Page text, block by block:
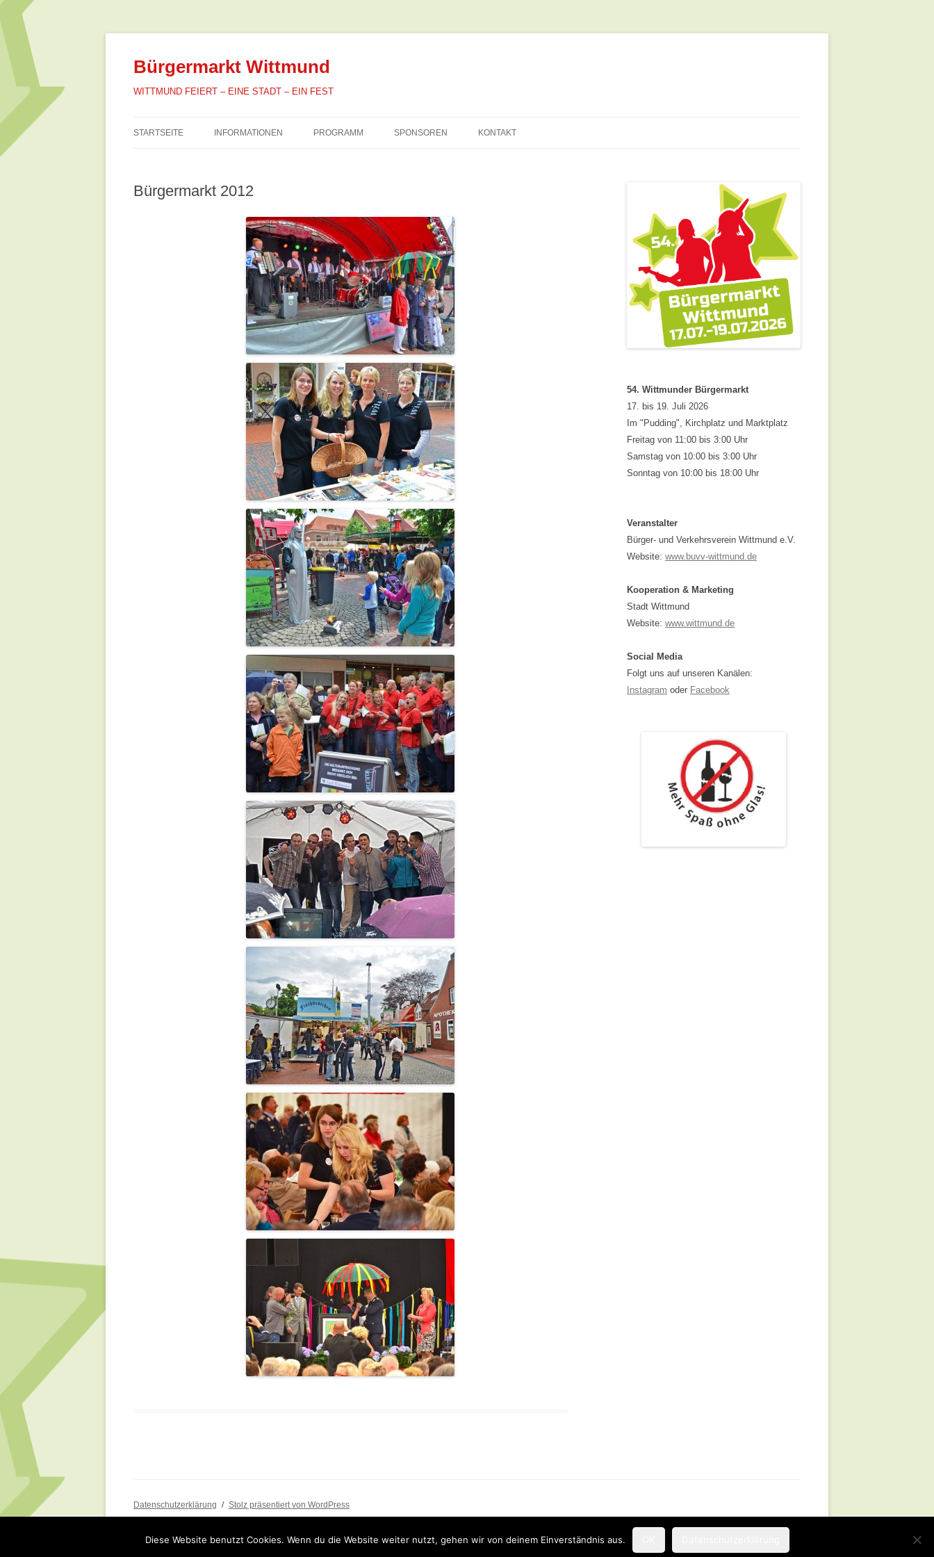
Bürgermarkt Wittmund
WITTMUND FEIERT – EINE STADT – EIN FEST
STARTSEITE
STADT WITTMUND
INFORMATIONEN
VERANSTALTUNGSPLAKAT
FLUCHTWEGEPLAN
SCHIRMHERRSCHAFTEN
PROGRAMM
PUDDING OLYMPIADE
BLERSUMER PARTYECK
KIRCHPLATZ
KARAOKE FIRMEN-BATTLE
SENIORENNACHMITTAG
SPARKASSEN-EG-BÜHNE
RVB-BÜHNE
WITTMUNDER BÜRGERZELT
SPONSOREN KONTAKT
Bürgermarkt 2012
54. Wittmunder Bürgermarkt
17. bis 19. Juli 2026
Im "Pudding", Kirchplatz und Marktplatz
Freitag von 11:00 bis 3:00 Uhr
Samstag von 10:00 bis 3:00 Uhr
Sonntag von 10:00 bis 18:00 Uhr
Veranstalter
Bürger- und Verkehrsverein Wittmund e.V.
Website: www.buvv-wittmund.de
Kooperation & Marketing
Stadt Wittmund
Website: www.wittmund.de
Social Media
Folgt uns auf unseren Kanälen:
Instagram oder Facebook
Datenschutzerklärung Stolz präsentiert von WordPress
Diese Website benutzt Cookies. Wenn du die Website weiter nutzt, gehen wir von deinem Einverständnis aus.